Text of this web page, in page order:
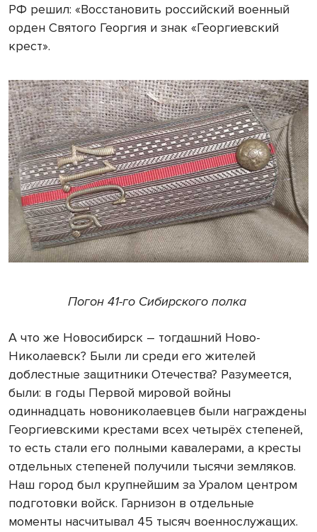
РФ решил: «Восстановить российский военный
орден Святого Георгия и знак «Георгиевский
крест».
Погон 41-го Сибирского полка
А что же Новосибирск – тогдашний Ново-
Николаевск? Были ли среди его жителей
доблестные защитники Отечества? Разумеется,
были: в годы Первой мировой войны
одиннадцать новониколаевцев были награждены
Георгиевскими крестами всех четырёх степеней,
то есть стали его полными кавалерами, а кресты
отдельных степеней получили тысячи земляков.
Наш город был крупнейшим за Уралом центром
подготовки войск. Гарнизон в отдельные
моменты насчитывал 45 тысяч военнослужащих.